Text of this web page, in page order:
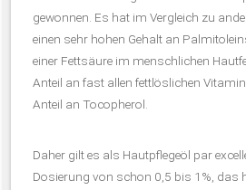
gewonnen. Es hat im Vergleich zu
einen sehr hohen Gehalt an
einer Fettsäure im menschlichen
Anteil an fast allen fettlöslichen
Anteil an Tocopherol.
Daher gilt es als Hautpflegeöl par
Dosierung von schon 0,5 bis 1%, das